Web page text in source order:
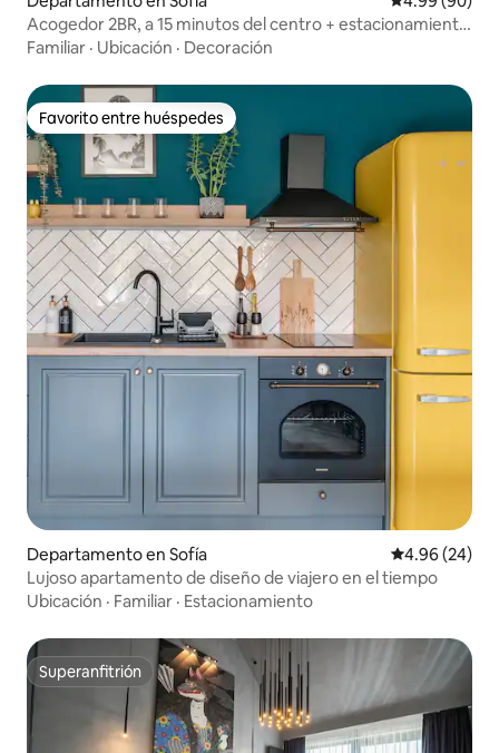
Acogedor 2BR, a 15 minutos del centro + estacionamiento
gratuito y balcón
Familiar · Ubicación · Decoración
Favorito entre huéspedes
Favorito entre huéspedes
Departamento en Sofía Calificación
4.96 (24)
Lujoso apartamento de diseño de viajero en el tiempo
Ubicación · Familiar · Estacionamiento
Superanfitrión
Superanfitrión